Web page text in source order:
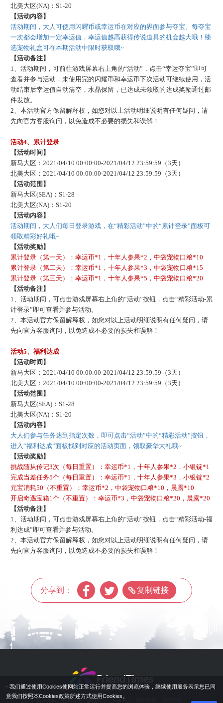
北美大区(NA)：S1-20
【活动内容】
活动期间，大人可使用闪耀币或幸运币在对应的界面参与夺宝。每夺宝
一次都会增加一定幸运值，幸运值越高获得传说道具的机会越大哦！臻
选宠物礼盒可在本期活动中限时获取哦~
【活动备注】
1、活动期间，可前往游戏屏幕右上角的“活动”，点击“幸运夺宝”即可
查看并参与活动，未使用完的闪耀币和幸运币下次活动可继续使用，活
动结束后幸运值自动清空，水晶保留，已达成未领取的达成奖励通过邮
件发放。
2、本活动官方保留解释权，如您对以上活动明细说明有任何疑问，请
先向官方客服询问，以免造成不必要的损失和误解！
活动4、累计登录
【活动时间】
新马大区： 2021/04/10 00:00:00-2021/04/12 23:59:59（3天）
北美大区： 2021/04/10 00:00:00-2021/04/12 23:59:59（3天）
【活动范围】
新马大区(SEA)：S1-28
北美大区(NA)：S1-20
【活动内容】
活动期间，大人们每日登录游戏，在“精彩活动”中的“累计登录”面板可
领取精彩好礼哦~
【活动奖励】
累计登录（第一天）：幸运币*1，十年人参果*2，中袋宠物口粮*10
累计登录（第二天）：幸运币*1，十年人参果*3，中袋宠物口粮*15
累计登录（第三天）：幸运币*1，十年人参果*5，中袋宠物口粮*20
【活动备注】
1、活动期间，可点击游戏屏幕右上角的“活动”按钮，点击“精彩活动-累
计登录”即可查看并参与活动。
2、本活动官方保留解释权，如您对以上活动明细说明有任何疑问，请
先向官方客服询问，以免造成不必要的损失和误解！
活动5、福利达成
【活动时间】
新马大区： 2021/04/10 00:00:00-2021/04/12 23:59:59（3天）
北美大区： 2021/04/10 00:00:00-2021/04/12 23:59:59（3天）
【活动范围】
新马大区(SEA)：S1-28
北美大区(NA)：S1-20
【活动内容】
大人们参与任务达到指定次数，即可点击“活动”中的“精彩活动”按钮，
进入“福利达成”面板找到对应的活动页面，领取豪华大礼哦~
【活动奖励】
挑战随从传记3次 （每日重置） ：幸运币*1，十年人参果*2，小银锭*1
完成当差任务5个（每日重置） ：幸运币*1，十年人参果*3，小银锭*2
元宝消耗50 （不重置） ：幸运币*2，中袋宠物口粮*10，晨露*10
开启奇遇宝箱1个（不重置） ：幸运币*3，中袋宠物口粮*20，晨露*20
【活动备注】
1、活动期间，可点击游戏屏幕右上角的“活动”按钮，点击“精彩活动-福
利达成”即可查看并参与活动。
2、本活动官方保留解释权，如您对以上活动明细说明有任何疑问，请
先向官方客服询问，以免造成不必要的损失和误解！
分享到： 复制链接
关于我们 商务合作 账号中心 客服中心
· 我们通过使用Cookies使网站正常运行并提高您的浏览体验，继续使用服务表示您已同
意我们按照本Cookies政策所述方式使用Cookies。